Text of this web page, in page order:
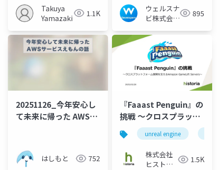
Takuya
Yamazaki
1.1K
ウェルスナ
ビ株式会社
ーム
895
20251126_今年安心し
て未来に帰った AWSサ
はしもと 752
『Faaast Penguin』の
挑戦 ～クロスプラット
フォーム展開を支える
Amazon GameLift
Servers～
unreal engine
株式会社
ヒストリ
1.5K